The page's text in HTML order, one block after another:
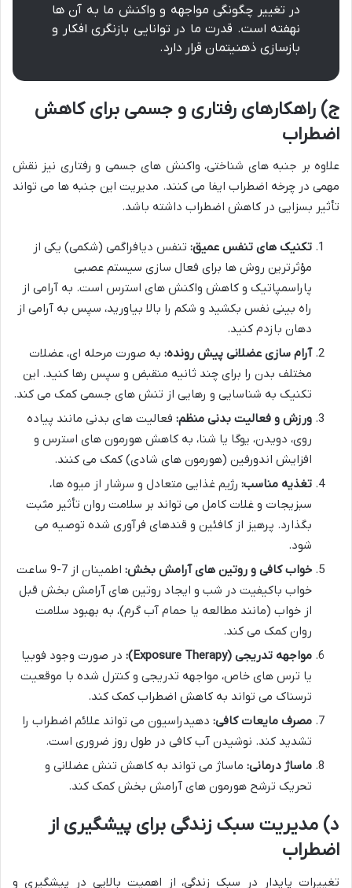
در تغییر چگونگی مواجهه و واکنش ما به آن ها
نهفته است. قدرت ما در توانایی بازنگری افکار و
بازسازی ذهنیتمان قرار دارد.
ج) راهکارهای رفتاری و جسمی برای کاهش
اضطراب
علاوه بر جنبه های شناختی، واکنش های جسمی و رفتاری نیز نقش
مهمی در چرخه اضطراب ایفا می کنند. مدیریت این جنبه ها می تواند
تأثیر بسزایی در کاهش اضطراب داشته باشد.
تکنیک های تنفس عمیق: تنفس دیافراگمی (شکمی) یکی از
مؤثرترین روش ها برای فعال سازی سیستم عصبی
پاراسمپاتیک و کاهش واکنش های استرس است. به آرامی از
راه بینی نفس بکشید و شکم را بالا بیاورید، سپس به آرامی از
دهان بازدم کنید.
آرام سازی عضلانی پیش رونده: به صورت مرحله ای، عضلات
مختلف بدن را برای چند ثانیه منقبض و سپس رها کنید. این
تکنیک به شناسایی و رهایی از تنش های جسمی کمک می کند.
ورزش و فعالیت بدنی منظم: فعالیت های بدنی مانند پیاده
روی، دویدن، یوگا یا شنا، به کاهش هورمون های استرس و
افزایش اندورفین (هورمون های شادی) کمک می کنند.
تغذیه مناسب: رژیم غذایی متعادل و سرشار از میوه ها،
سبزیجات و غلات کامل می تواند بر سلامت روان تأثیر مثبت
بگذارد. پرهیز از کافئین و قندهای فرآوری شده توصیه می
شود.
خواب کافی و روتین های آرامش بخش:
اطمینان از 7-9 ساعت
خواب باکیفیت در شب و ایجاد روتین های آرامش بخش قبل
از خواب (مانند مطالعه یا حمام آب گرم)، به بهبود سلامت
روان کمک می کند.
مواجهه تدریجی (Exposure Therapy):
در صورت وجود فوبیا
یا ترس های خاص، مواجهه تدریجی و کنترل شده با موقعیت
ترسناک می تواند به کاهش اضطراب کمک کند.
مصرف مایعات کافی: دهیدراسیون می تواند علائم اضطراب را
تشدید کند. نوشیدن آب کافی در طول روز ضروری است.
ماساژ درمانی: ماساژ می تواند به کاهش تنش عضلانی و
تحریک ترشح هورمون های آرامش بخش کمک کند.
د) مدیریت سبک زندگی برای پیشگیری از
اضطراب
تغییرات پایدار در سبک زندگی، از اهمیت بالایی در پیشگیری و